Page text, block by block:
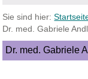
Sie sind hier:
Dr. med. Gabriele
Dr. med. Gabriele